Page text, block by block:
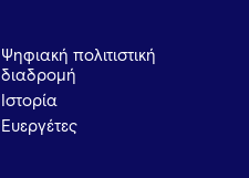
Ψηφιακή πολιτιστική
διαδρομή
Ιστορία
Ευεργέτες